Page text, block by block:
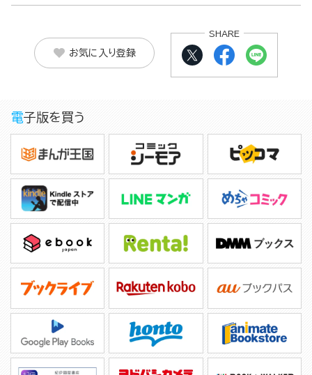
お気に入り登録
SHARE
電子版を買う